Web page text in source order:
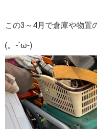
この3～4月で倉庫や物置
(。-`ω-)